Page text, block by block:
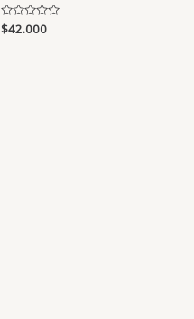
Rated
0
$42.000